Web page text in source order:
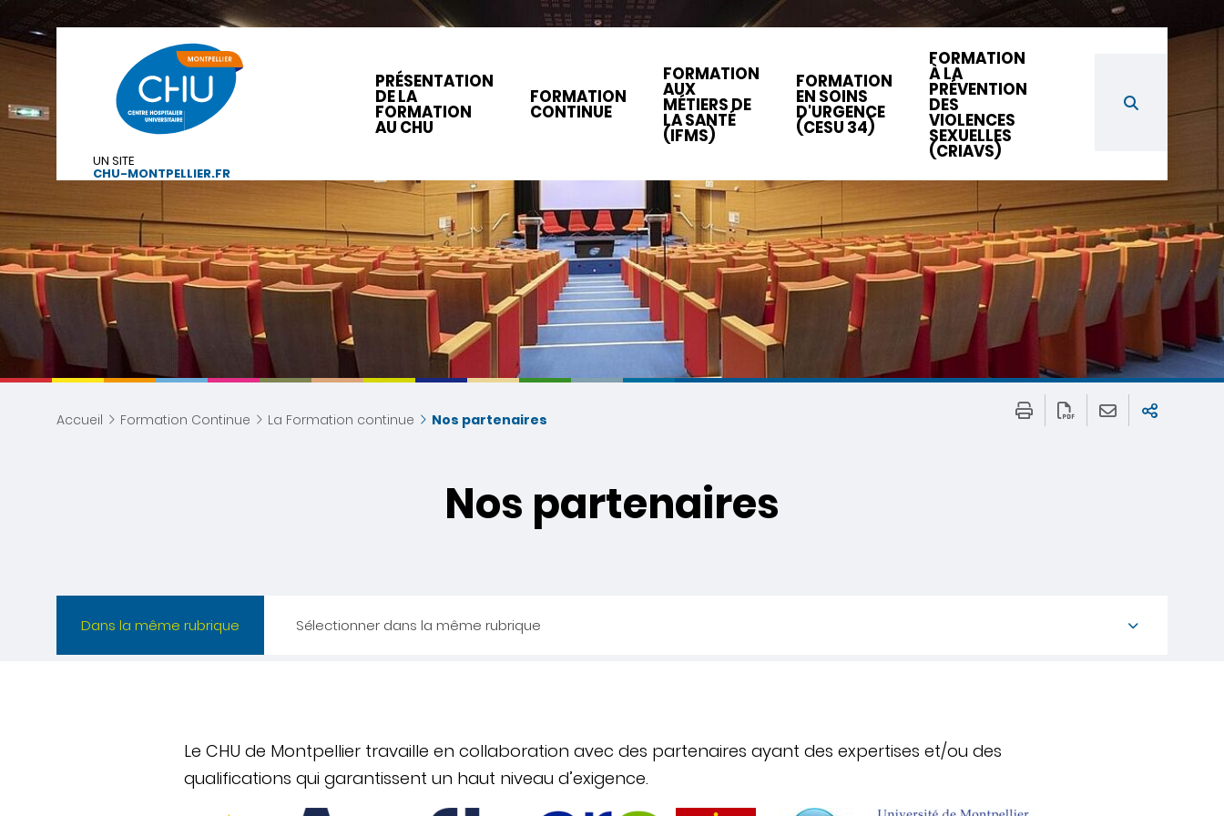
UN SITE
CHU-MONTPELLIER.FR
PRÉSENTATION
DE LA
FORMATION
AU CHU
FORMATION
CONTINUE
FORMATION
AUX
MÉTIERS DE
LA SANTÉ
(IFMS)
FORMATION
EN SOINS
D'URGENCE
(CESU 34)
FORMATION
À LA
PRÉVENTION
DES
VIOLENCES
SEXUELLES
(CRIAVS)
Accueil Formation Continue La Formation continue Nos partenaires
Nos partenaires
Dans la même rubrique Sélectionner dans la même rubrique
Le CHU de Montpellier travaille en collaboration avec des partenaires ayant des expertises et/ou des
qualifications qui garantissent un haut niveau d’exigence.